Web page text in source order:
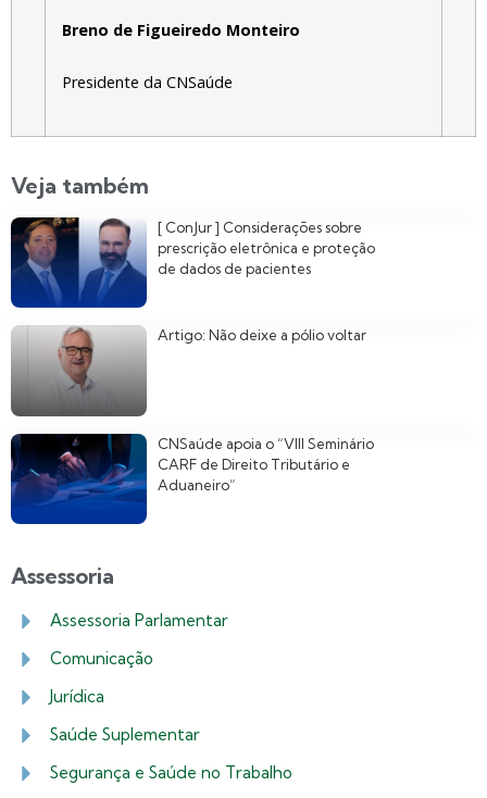
Breno de Figueiredo Monteiro
Presidente da CNSaúde
Veja também
[ ConJur ] Considerações sobre
prescrição eletrônica e proteção
de dados de pacientes
Artigo: Não deixe a pólio voltar
CNSaúde apoia o “VIII Seminário
CARF de Direito Tributário e
Aduaneiro”
Assessoria
Assessoria Parlamentar
Comunicação
Jurídica
Saúde Suplementar
Segurança e Saúde no Trabalho